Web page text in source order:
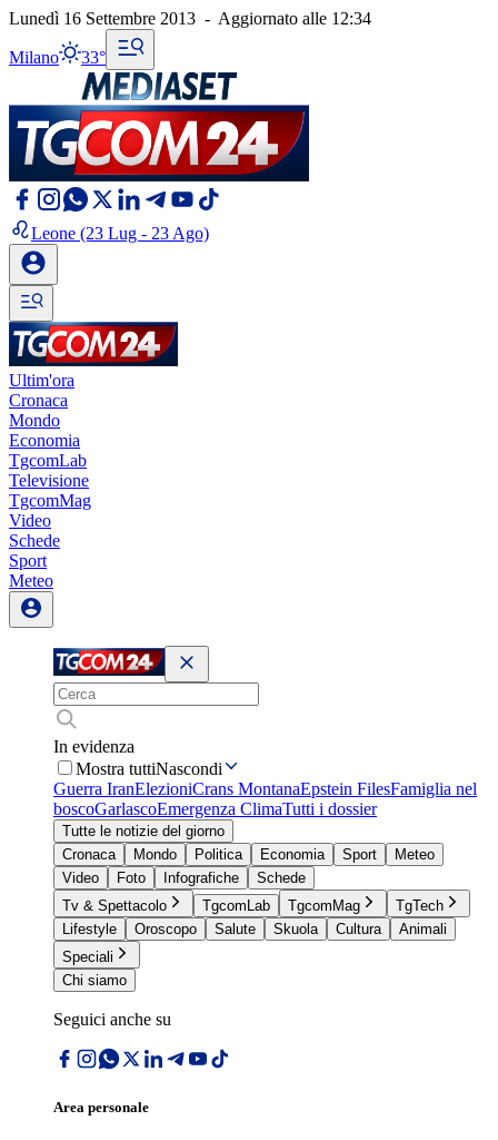
Lunedì 16 Settembre 2013 - Aggiornato alle 12:34
Milano 33°
Leone (23 Lug - 23 Ago)
Ultim'ora
Cronaca
Mondo
Economia
TgcomLab
Televisione
TgcomMag
Video
Schede
Sport
Meteo
In evidenza
Mostra tuttiNascondi
Guerra IranElezioniCrans MontanaEpstein FilesFamiglia nel
boscoGarlascoEmergenza ClimaTutti i dossier
Tutte le notizie del giorno
Cronaca
Mondo Politica Economia Sport
Meteo
Video
Foto Infografiche
Schede
Tv & Spettacolo
TgcomLab TgcomMag
TgTech
Lifestyle
Oroscopo Salute Skuola Cultura
Animali
Speciali
Chi siamo
Seguici anche su
Area personale